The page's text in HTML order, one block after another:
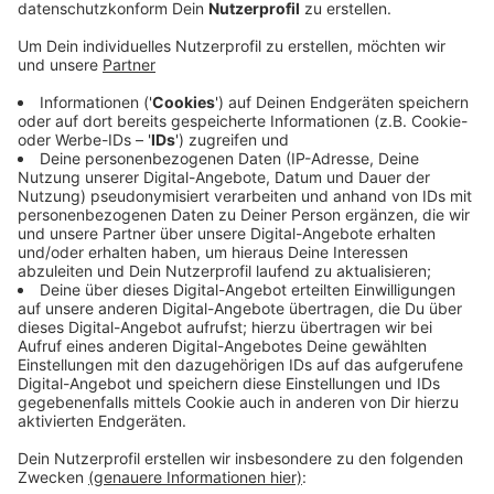
Anzeige
Damit sind Einrichtungen dazu angehalten, den
Impfstatus der Beschäftigten zu klären und an den
Kreis zu melden. Dazu gibt es ab morgen ein
entsprechendes Online-Portal;Hier findet ihr dazu
weitere Informationen. Durch die
einrichtungsbezogene Impfpflicht sollen besonders
die gesundheitlich schwächeren Bevölkerungsgruppen,
wie vorerkrankte oder ältere Menschen, geschützt
werden, schreibt der Kreis Mettmann.
Informationen des Kreisgesundheitsamteszur
einrichtungsbezogenen Impfpflicht
Anzeige